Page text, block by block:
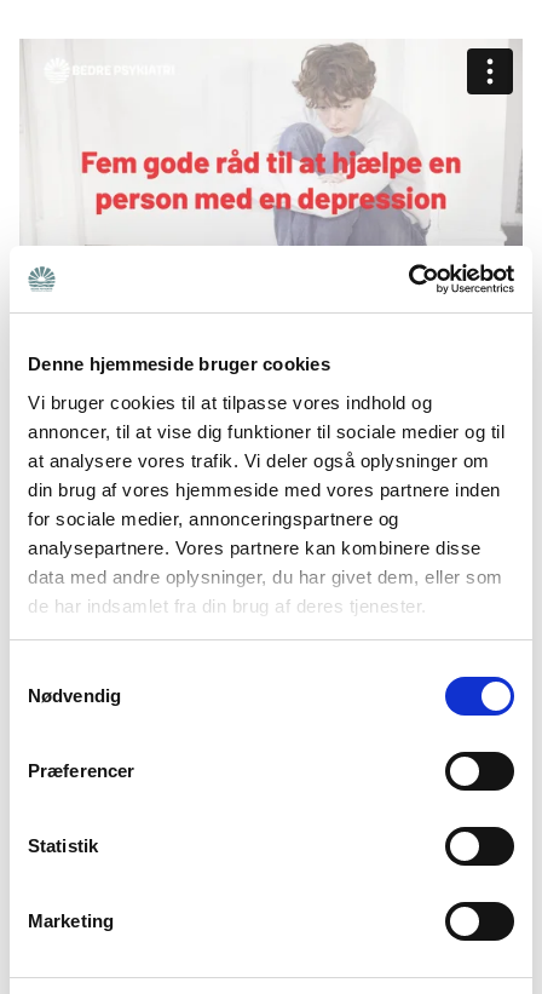
Denne hjemmeside bruger cookies
Vi bruger cookies til at tilpasse vores indhold og
annoncer, til at vise dig funktioner til sociale medier og til
at analysere vores trafik. Vi deler også oplysninger om
din brug af vores hjemmeside med vores partnere inden
for sociale medier, annonceringspartnere og
analysepartnere. Vores partnere kan kombinere disse
data med andre oplysninger, du har givet dem, eller som
de har indsamlet fra din brug af deres tjenester.
Nødvendig
Præferencer
Statistik
Marketing
Vil du have tilsendt al vores materiale om
depression samlet i en mail?
Så tilmeld dig
her og få det tilsendt.
Forrige artikel
Psykiaterens råd: Når du
menneske med en
Næste artikel
Overlægens råd: Når din
kære har en depression
denne side?